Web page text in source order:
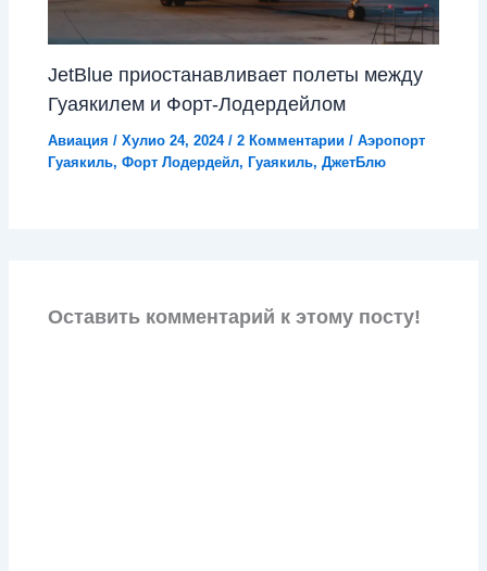
JetBlue приостанавливает полеты между
Гуаякилем и Форт-Лодердейлом
Авиация /Хулио 24, 2024/2 Комментарии /Аэропорт
Гуаякиль,Форт Лодердейл, Гуаякиль,ДжетБлю
Оставить комментарий к этому посту!